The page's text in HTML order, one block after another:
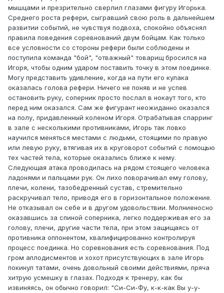
мышцами и презрительно сверлил глазами фигуру Игорька.
Среднего роста рефери, сыгравший свою роль в дальнейшем
развитии событий, не чувствуя подвоха, спокойно объяснял
правила поведения соревнований двум бойцам. Как только
все условности со стороны рефери были соблюдены и
поступила команда "бой", "отважный" товарищ бросился на
Игоря, чтобы одним ударом поставить точку в этом поединке.
Могу представить удивление, когда на пути его кулака
оказалась голова рефери. Ничего не поняв и не успев
остановить руку, соперник просто послал в нокаут того, кто
перед ним оказался. Сам же фигурант неожиданно оказался
на полу, придавленный коленом Игоря. Отрабатывая спарринг
в зале с несколькими противниками, Игорь так ловко
научился меняться местами с людьми, стоящими по правую
или левую руку, втягивая их в круговорот событий с помощью
тех частей тела, которые оказались ближе к нему.
Следующая атака проводилась на рядом стоящего человека
ладонями и пальцами рук. Он лихо поворачивал ему голову,
плечи, колени, тазобедренный сустав, стремительно
раскручивал тело, приводя его в горизонтальное положение.
Не отказывал он себе и в другом удовольствии. Молниеносно
оказавшись за спиной соперника, легко поддерживая его за
голову, плечи, другие части тела, при этом защищаясь от
противника оппонентом, квалифицированно контролируя
процесс поединка. Но соревнования есть соревнования. Под
гром аплодисментов и хохот присутствующих в зале Игорь
покинул татами, очень довольный своими действиями, пряча
хитрую усмешку в глазах. Подходя к тренеру, как бы
извиняясь, он обычно говорил: "Си-Си-Фу, к-к-как Вы у-у-